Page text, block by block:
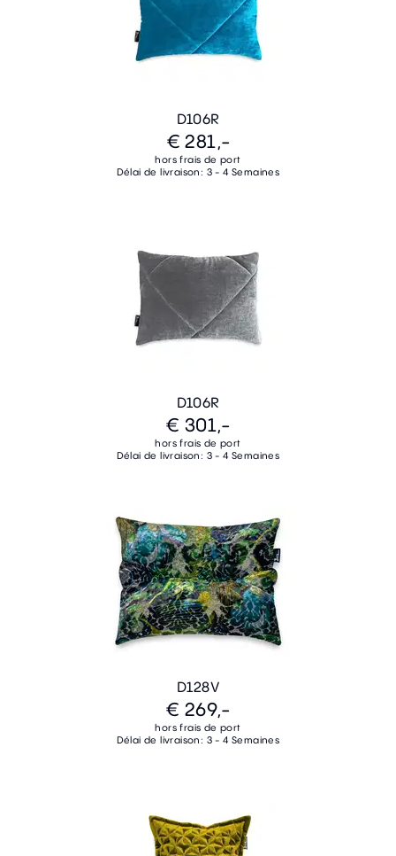
D106R
€ 281,-
hors frais de port
Délai de livraison: 3 - 4 Semaines
D106R
€ 301,-
hors frais de port
Délai de livraison: 3 - 4 Semaines
D128V
€ 269,-
hors frais de port
Délai de livraison: 3 - 4 Semaines